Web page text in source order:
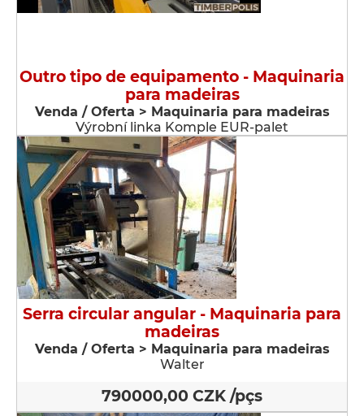
Outro tipo de equipamento - Maquinaria
para madeiras
Venda / Oferta > Maquinaria para madeiras
Výrobní linka Komple EUR-palet
Serra circular angular - Maquinaria para
madeiras
Venda / Oferta > Maquinaria para madeiras
Walter
790000,00 CZK /pçs